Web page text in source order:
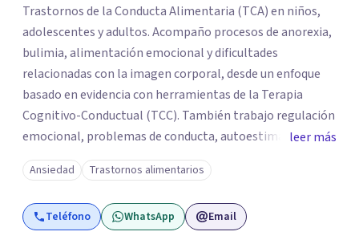
Trastornos de la Conducta Alimentaria (TCA) en niños,
adolescentes y adultos. Acompaño procesos de anorexia,
bulimia, alimentación emocional y dificultades
relacionadas con la imagen corporal, desde un enfoque
basado en evidencia con herramientas de la Terapia
Cognitivo-Conductual (TCC). También trabajo regulación
emocional, problemas de conducta, autoestima y
desarrollo de habilidades sociales y emocionales en
población infantil y juvenil. Me mantengo en constante
formación y actualización para brindar el
acompañamiento más efectivo a cada persona. Ofrezco
leer más
Ansiedad Trastornos alimentarios
Teléfono WhatsApp Email